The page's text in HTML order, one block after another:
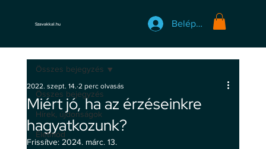
Szavakkal.hu Belépés
Összes bejegyzés
Hírek, újdonságok
Életmód
Összes bejegyzés
Miért jó, ha az érzéseinkre
hagyatkozunk?
2022. szept. 14. 2 perc olvasás
Frissítve: 2024. márc. 13.